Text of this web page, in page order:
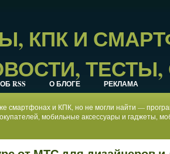
КПК И
RSS О БЛОГЕ РЕКЛАМА
смартфонах и КПК, но не могли найти —
мобильные аксессуары и гаджеты,